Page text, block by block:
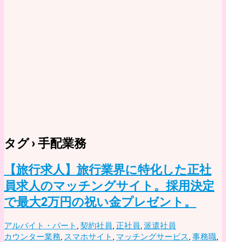
タグ › 手配業務
【旅行求人】旅行業界に特化した正社
員求人のマッチングサイト。採用決定
で最大2万円の祝い金プレゼント。
アルバイト・パート 契約社員 正社員 派遣社員
カウンター業務 スマホサイト マッチングサービス 事務職